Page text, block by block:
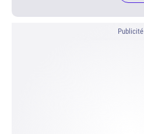
Publicité